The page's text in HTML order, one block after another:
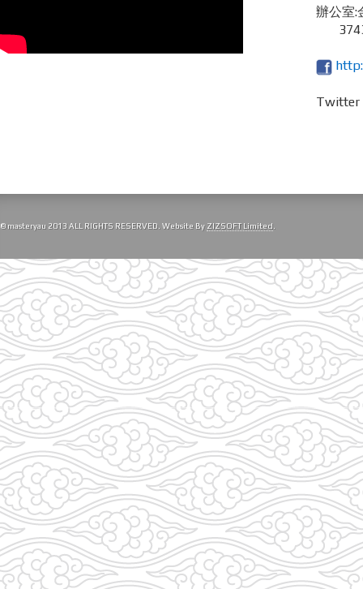
辦公室:
© masteryau 2013 ALL RIGHTS RESERVED. Website By ZIZSOFT Limited